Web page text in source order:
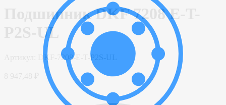
Подшипник DKF 7208 E-T-
P2S-UL
DKF-7208-E-T-P2S-UL